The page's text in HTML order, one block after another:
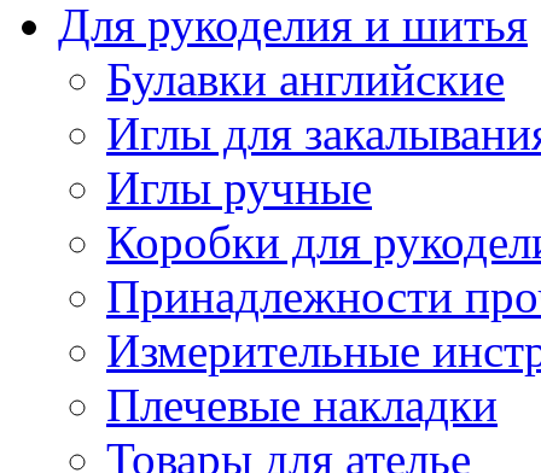
Для рукоделия и шитья
Булавки английские
Иглы для
Иглы ручные
Коробки для
Принадлежности
Измерительные
Плечевые накладки
Товары для ателье